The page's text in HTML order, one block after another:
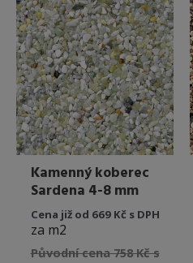
Možnosti
lze
vybrat
na
stránce
produktu
Kamenný koberec
Sardena 4-8 mm
Cena již od 669 Kč s DPH
za m2
Původní cena 758 Kč s